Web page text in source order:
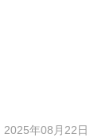
2025年08月22日